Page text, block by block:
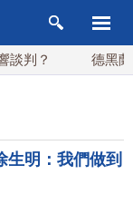
判？ 德黑蘭
生明：我們做到